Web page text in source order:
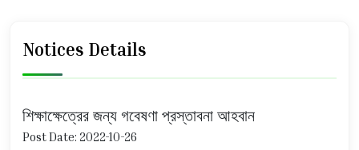
Notices Details
শিক্ষাক্ষেত্রের জন্য গবেষণা প্রস্তাবনা আহবান
Post Date: 2022-10-26